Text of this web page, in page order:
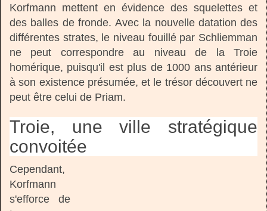
Korfmann mettent en évidence des squelettes et
des balles de fronde. Avec la nouvelle datation des
différentes strates, le niveau fouillé par Schliemman
ne peut correspondre au niveau de la Troie
homérique, puisqu'il est plus de 1000 ans antérieur
à son existence présumée, et le trésor découvert ne
peut être celui de Priam.
Troie, une ville stratégique
convoitée
Cependant,
Korfmann
s'efforce de